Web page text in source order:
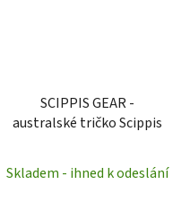
SCIPPIS GEAR -
australské tričko Scippis
Skladem - ihned k odeslání